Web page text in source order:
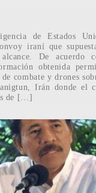
de Estados
iraní que
De acuerdo
obtenida
de combate y drones
Irán donde el
de […]